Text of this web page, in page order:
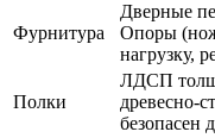
Фурнитура
Дверные
Опоры
нагрузку,
Полки
ЛДСП
древесно-
безопасен